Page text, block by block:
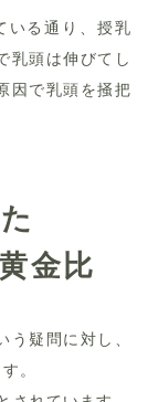
いる通り、授乳
乳頭は伸びてし
因で乳頭を掻把
金比
う疑問に対し、
。